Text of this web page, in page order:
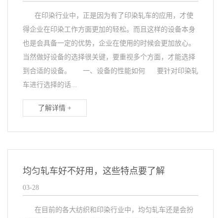
在印染行业中，正是因为有了印染轧车的应用，才使
得企业在印染工作方面更加的轻松。而且这样的设备本身
也是会具备一定的优势，企业在使用的时候会更加放心。
当然做好设备的选择很关键，要重视多个方面，才能选择
到合适的设备。 一、设备的性能如何 要针对印染轧
车进行选择的话...
了解详情 +
均匀轧车好不好用，这些特点要了解
03-28
在目前的各大纺织和印染行业中，均匀轧车还是会扮